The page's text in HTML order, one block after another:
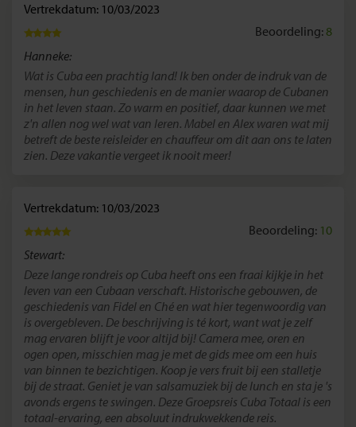
Vertrekdatum: 10/03/2023
Beoordeling: 8
Hanneke:
Wat is Cuba een prachtig land! Ik ben onder de indruk van de
mensen, hun geschiedenis en de manier waarop de Cubanen
in het leven staan. Zo warm en positief, daar kunnen we met
z'n allen nog wel wat van leren. Mabel en Alex waren wat mij
betreft de beste reisleider en chauffeur om dit aan ons te laten
zien. Deze vakantie vergeet ik nooit meer!
Vertrekdatum: 10/03/2023
Beoordeling: 10
Stewart:
Deze lange rondreis op Cuba heeft ons een fraai kijkje in het
leven van een Cubaan verschaft. Historische gebouwen, de
geschiedenis van Fidel en Ché en wat hier tegenwoordig van
is overgebleven. De beschrijving is té kort, want wat je zelf
mag ervaren blijft je voor altijd bij! Camera mee, oren en
ogen open, misschien mag je met de gids mee om een huis
van binnen te bezichtigen. Koop je vers fruit bij een stalletje
bij de straat. Geniet je van salsamuziek bij de lunch en sta je 's
avonds ergens te swingen. Deze Groepsreis Cuba Totaal is een
totaal-ervaring, een absoluut indrukwekkende reis.